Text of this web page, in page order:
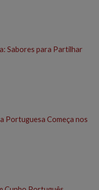
Sabores para Partilhar
Portuguesa Começa nos